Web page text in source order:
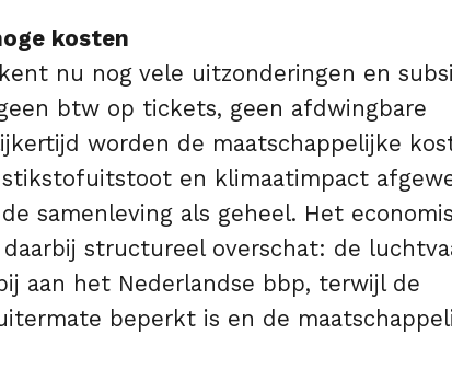
kosten
nu nog vele uitzonderingen en
btw op tickets, geen afdwingbare
worden de maatschappelijke
stikstofuitstoot en klimaatimpact
samenleving als geheel. Het
structureel overschat: de
aan het Nederlandse bbp, terwijl de
beperkt is en de